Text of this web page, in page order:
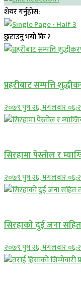
शेयर गर्नुहोस:
छुटाउनु भयो कि ?
प्रहरीबाट सम्पत्ति
२०७९ पुष २६, मंगलवार
सिरहामा पेस्तोल र
२०७९ पुष २६, मंगलवार
सिरहाकाे दुई जना
२०७९ पुष २६, मंगलवार